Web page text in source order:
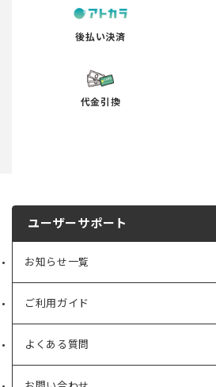
後払い決済
代金引換
ユーザーサポート
お知らせ一覧
ご利用ガイド
よくある質問